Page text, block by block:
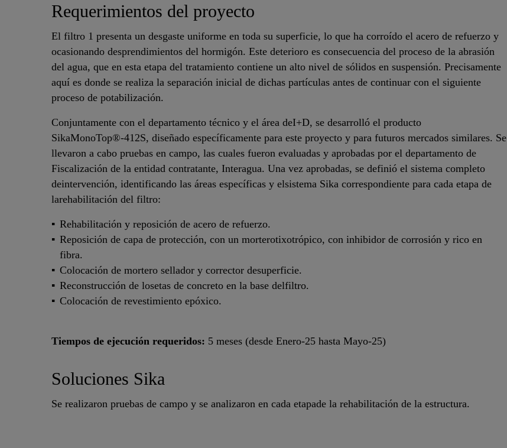
Requerimientos del proyecto
El filtro 1 presenta un desgaste uniforme en toda su superficie, lo que ha corroído el acero de refuerzo y
ocasionando desprendimientos del hormigón. Este deterioro es consecuencia del proceso de la abrasión
del agua, que en esta etapa del tratamiento contiene un alto nivel de sólidos en suspensión. Precisamente
aquí es donde se realiza la separación inicial de dichas partículas antes de continuar con el siguiente
proceso de potabilización.
Conjuntamente con el departamento técnico y el área deI+D, se desarrolló el producto
SikaMonoTop®-412S, diseñado específicamente para este proyecto y para futuros mercados similares. Se
llevaron a cabo pruebas en campo, las cuales fueron evaluadas y aprobadas por el departamento de
Fiscalización de la entidad contratante, Interagua. Una vez aprobadas, se definió el sistema completo
deintervención, identificando las áreas específicas y elsistema Sika correspondiente para cada etapa de
larehabilitación del filtro:
Rehabilitación y reposición de acero de refuerzo.
Reposición de capa de protección, con un morterotixotrópico, con inhibidor de corrosión y rico en
fibra.
Colocación de mortero sellador y corrector desuperficie.
Reconstrucción de losetas de concreto en la base delfiltro.
Colocación de revestimiento epóxico.
Tiempos de ejecución requeridos: 5 meses (desde Enero-25 hasta Mayo-25)
Soluciones Sika
Se realizaron pruebas de campo y se analizaron en cada etapade la rehabilitación de la estructura.